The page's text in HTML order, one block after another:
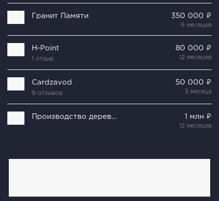
Гранит Памяти 350 000 ₽
6 месяцев
H-Point
1 отзыв
80 000 ₽
12 месяцев
Cardzavod
9 отзывов
50 000 ₽
3 месяца
Производство деревянных столовых приборов 1 млн ₽
12 месяцев